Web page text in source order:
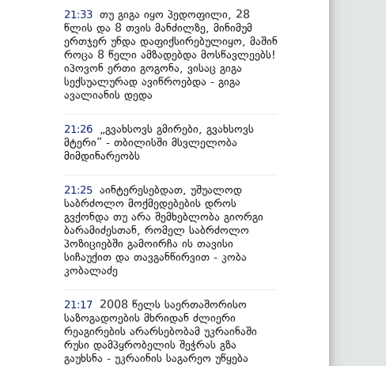
21:33 თუ გიგა იყო პედოფილი, 28
წლის და 8 თვის მანძილზე, მინიმუმ
ერთჯერ უნდა დაფიქსირებულიყო, მაშინ
როცა 8 წელი ამზადებდა მოსწავლეებს!
იპოვონ ერთი გოგონა, ვისაც გიგა
სექსუალურად ავიწროებდა - გიგა
ავალიანის დედა
21:26
„გვახსოვს გმირები, გვახსოვს
მტერი” - თბილისში მსვლელობა
მიმდინარეობს
21:25 აინტერესებდათ, უშუალოდ
საბრძოლო მოქმედებების დროს
გვქონდა თუ არა შემხებლობა გიორგი
ბარამიძესთან, რომელ საბრძოლო
პოზიციებში გამოირჩა ის თავისი
სიჩაუქით და თავგანწირვით - კობა
კობალაძე
21:17
2008 წელს საერთაშორისო
საზოგადოების მხრიდან ძლიერი
რეაგირების არარსებობამ უკრაინაში
რუსი დამპყრობელის შეჭრას გზა
გაუხსნა - უკრაინის საგარეო უწყება